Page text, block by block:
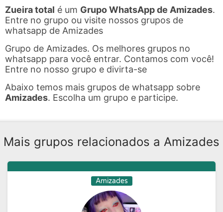
Zueira total é um Grupo WhatsApp de Amizades.
Entre no grupo ou visite nossos grupos de
whatsapp de Amizades
Grupo de Amizades. Os melhores grupos no
whatsapp para você entrar. Contamos com você!
Entre no nosso grupo e divirta-se
Abaixo temos mais grupos de whatsapp sobre
Amizades. Escolha um grupo e participe.
Mais grupos relacionados a Amizades
Amizades